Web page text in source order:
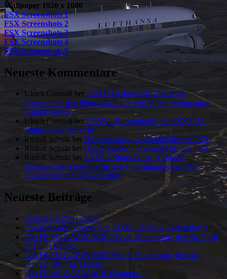
Wallpaper 1920 x 1080
FSX Screenshots 1
FSX Screenshots 2
FSX Screenshots 3
FSX Screenshots 4
FSX Screenshots 5
Neueste Kommentare
Ulrich Conradt bei EDAH Heringsdorf 2013X als
Freewarefür den Flugsimulator X von Volker Wegneralias
Captain Seven
Ulrich Conradt bei ETAR – Ramstein für den FSX ( US
Militär super gemacht)
Rudolf Schulz bei Hubschrauber – Autopilot für den FSX
Rudolf Schulz bei Hubschrauber – Autopilot für den FSX
Rudolf Schulz bei A332L2 Super Puma „Cougar“
Helikopterals Freeware für den Flugsimulatorvon Dirk
Fassbender und Hauke Keitel
Neueste Beiträge
FS MAGAZIN 6/2017
Flugsimulator Scenery von EDXE ( Rheine Eschendorf )
Das FS MAGAZIN 3/2017 ist ab Donnerstag, den 06. April
2017 im Handel.
Das FS MAGAZIN 2/2017 ist ab Donnerstag, den 02.
Februar 2017 im Handel.
Das FS MAGAZIN 4/2016 kommt…